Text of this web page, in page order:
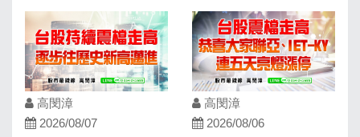
高閔漳
2026/08/07
高閔漳
2026/08/06